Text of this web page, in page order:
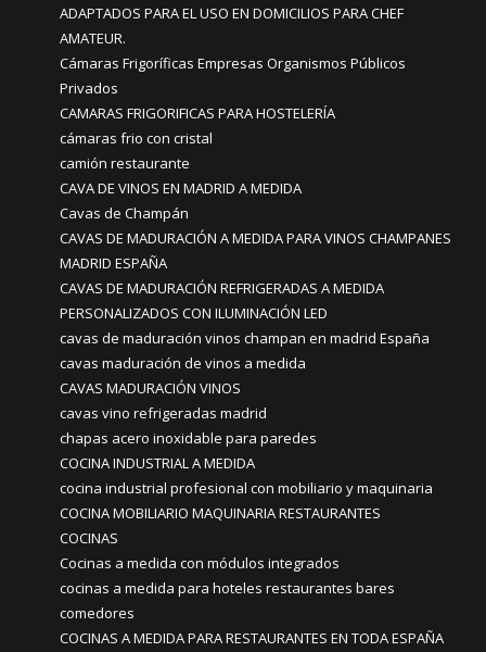
ADAPTADOS PARA EL USO EN DOMICILIOS PARA CHEF
AMATEUR.
Cámaras Frigoríficas Empresas Organismos Públicos
Privados
CAMARAS FRIGORIFICAS PARA HOSTELERÍA
cámaras frio con cristal
camión restaurante
CAVA DE VINOS EN MADRID A MEDIDA
Cavas de Champán
CAVAS DE MADURACIÓN A MEDIDA PARA VINOS CHAMPANES
MADRID ESPAÑA
CAVAS DE MADURACIÓN REFRIGERADAS A MEDIDA
PERSONALIZADOS CON ILUMINACIÓN LED
cavas de maduración vinos champan en madrid España
cavas maduración de vinos a medida
CAVAS MADURACIÓN VINOS
cavas vino refrigeradas madrid
chapas acero inoxidable para paredes
COCINA INDUSTRIAL A MEDIDA
cocina industrial profesional con mobiliario y maquinaria
COCINA MOBILIARIO MAQUINARIA RESTAURANTES
COCINAS
Cocinas a medida con módulos integrados
cocinas a medida para hoteles restaurantes bares
comedores
COCINAS A MEDIDA PARA RESTAURANTES EN TODA ESPAÑA